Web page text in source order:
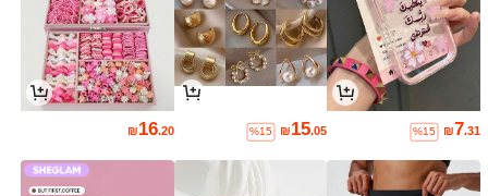
₪7.31
%15
₪15.05
%15
₪16.20